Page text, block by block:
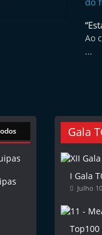
Ao
...
Gala
I Gala
Julho